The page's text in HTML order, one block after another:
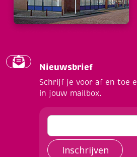
Nieuwsbrief
Schrijf je voor af en toe
in jouw mailbox.
Inschrijven